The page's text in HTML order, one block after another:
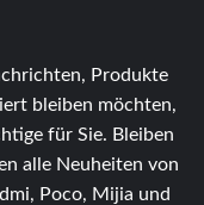
Produkte
bleiben möchten,
für Sie. Bleiben
alle Neuheiten von
Poco, Mijia und